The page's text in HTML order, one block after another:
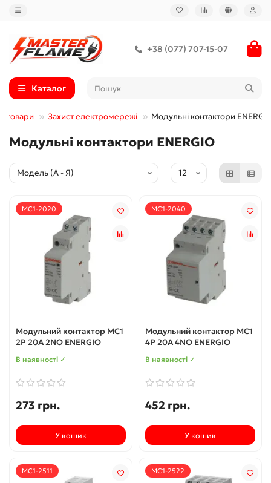
+38 (077) 707-15-07
Каталог
Захист електромережі Модульні контактори
Модульні контактори ENERGIO
MC1-2020
Модульний контактор MC1
2P 20A 2NO ENERGIO
В наявності ✓
273 грн.
У кошик
MC1-2040
Модульний контактор MC1
4P 20A 4NO ENERGIO
В наявності ✓
452 грн.
У кошик
MC1-2511 MC1-2522